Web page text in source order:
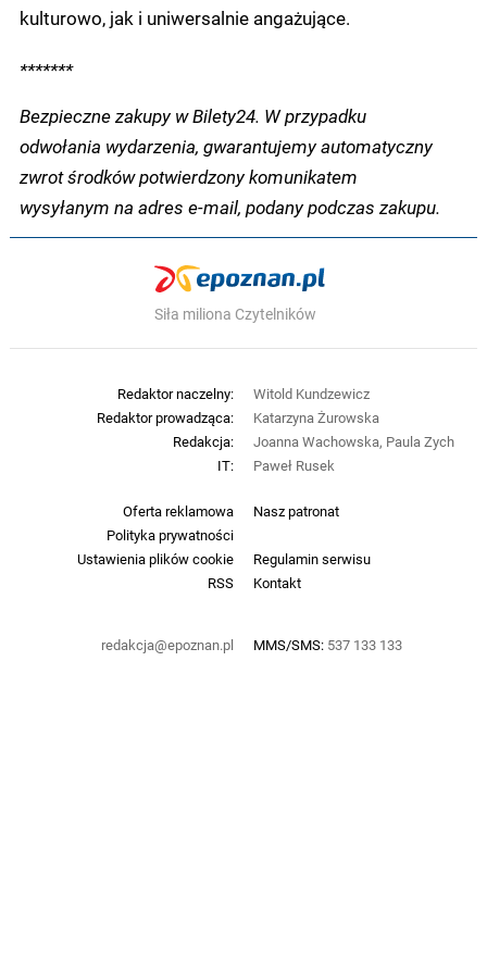
kulturowo, jak i uniwersalnie angażujące.
*******
Bezpieczne zakupy w Bilety24. W przypadku
odwołania wydarzenia, gwarantujemy automatyczny
zwrot środków potwierdzony komunikatem
wysyłanym na adres e-mail, podany podczas zakupu.
Siła miliona Czytelników
Oferta reklamowa
Nasz patronat
Polityka prywatności
Ustawienia plików cookie
Regulamin serwisu
RSS
Kontakt
redakcja@epoznan.pl MMS/SMS: 537 133 133
Redaktor naczelny:
Witold Kundzewicz
Redaktor prowadząca:
Katarzyna Żurowska
Redakcja:
Joanna Wachowska, Paula Zych
IT:
Paweł Rusek